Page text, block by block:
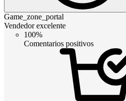
Game_zone_portal
Vendedor excelente
100%
Comentarios positivos